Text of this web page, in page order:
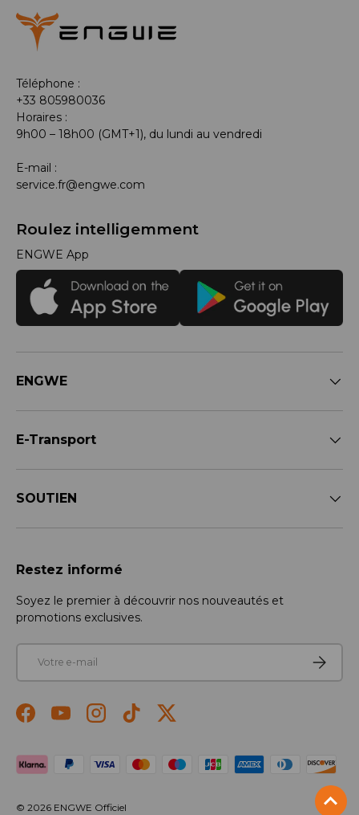
Téléphone :
+33 805980036
Horaires :
9h00 – 18h00 (GMT+1), du lundi au vendredi
E-mail :
service.fr@engwe.com
Roulez intelligemment
ENGWE App
ENGWE
E-Transport
SOUTIEN
Restez informé
Soyez le premier à découvrir nos nouveautés et
promotions exclusives.
FacebookYouTubeInstagramTikTokTwitter
Moyens de paiement acceptés
© 2026 ENGWE Officiel